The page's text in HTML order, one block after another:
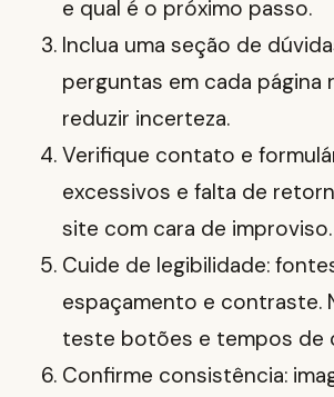
e qual é o próximo passo.
Inclua uma seção de
perguntas em cada página
reduzir incerteza.
Verifique contato e
excessivos e falta de
site com cara de improviso.
Cuide de legibilidade:
espaçamento e contraste.
teste botões e tempos de
Confirme consistência: